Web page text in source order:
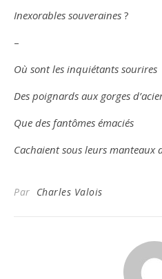
Inexorables souveraines ?
–
Où sont les inquiétants sourires
Des poignards aux gorges
Que des fantômes émaciés
Cachaient sous leurs manteaux
Par Charles Valois